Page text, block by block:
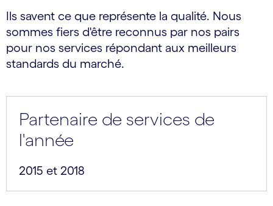
Ils savent ce que représente la qualité. Nous
sommes fiers d'être reconnus par nos pairs
pour nos services répondant aux meilleurs
standards du marché.
Partenaire de services de
l'année
2015 et 2018